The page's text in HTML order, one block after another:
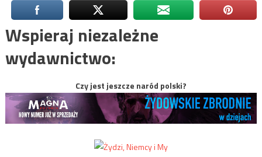
Wspieraj niezależne
wydawnictwo:
Czy jest jeszcze naród polski?